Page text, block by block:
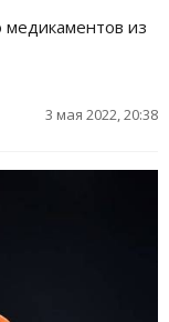
из
3 мая 2022, 20:38